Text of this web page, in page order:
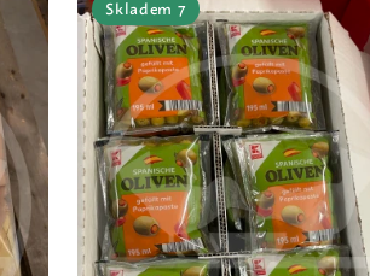
Skladem 7